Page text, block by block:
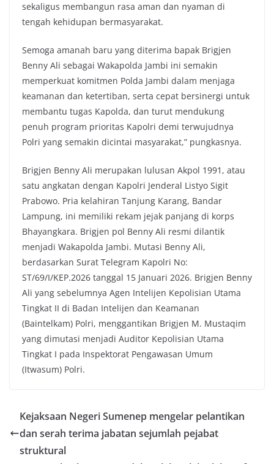
sekaligus membangun rasa aman dan nyaman di
tengah kehidupan bermasyarakat.
Semoga amanah baru yang diterima bapak Brigjen
Benny Ali sebagai Wakapolda Jambi ini semakin
memperkuat komitmen Polda Jambi dalam menjaga
keamanan dan ketertiban, serta cepat bersinergi untuk
membantu tugas Kapolda, dan turut mendukung
penuh program prioritas Kapolri demi terwujudnya
Polri yang semakin dicintai masyarakat,” pungkasnya.
Brigjen Benny Ali merupakan lulusan Akpol 1991, atau
satu angkatan dengan Kapolri Jenderal Listyo Sigit
Prabowo. Pria kelahiran Tanjung Karang, Bandar
Lampung, ini memiliki rekam jejak panjang di korps
Bhayangkara. Brigjen pol Benny Ali resmi dilantik
menjadi Wakapolda Jambi. Mutasi Benny Ali,
berdasarkan Surat Telegram Kapolri No:
ST/69/I/KEP.2026 tanggal 15 Januari 2026. Brigjen Benny
Ali yang sebelumnya Agen Intelijen Kepolisian Utama
Tingkat II di Badan Intelijen dan Keamanan
(Baintelkam) Polri, menggantikan Brigjen M. Mustaqim
yang dimutasi menjadi Auditor Kepolisian Utama
Tingkat I pada Inspektorat Pengawasan Umum
(Itwasum) Polri.
Kejaksaan Negeri Sumenep mengelar pelantikan
dan serah terima jabatan sejumlah pejabat
struktural